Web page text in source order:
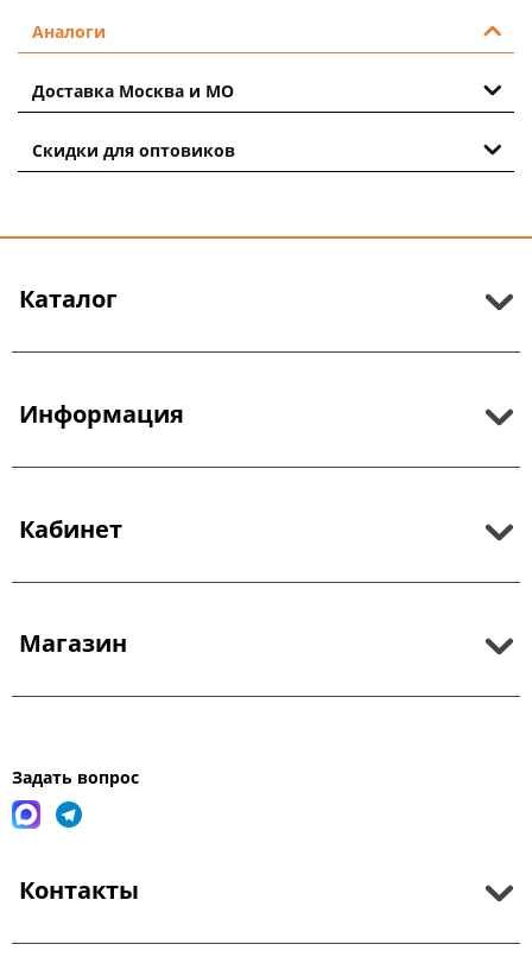
Аналоги
Доставка Москва и МО
Скидки для оптовиков
Каталог
Информация
Кабинет
Магазин
Задать вопрос
Контакты